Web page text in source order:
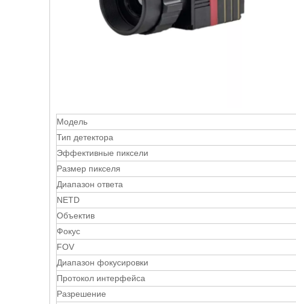
Модель
Тип детектора
Эффективные пиксели
Размер пикселя
Диапазон ответа
NETD
Объектив
Фокус
FOV
Диапазон фокусировки
Протокол интерфейса
Разрешение